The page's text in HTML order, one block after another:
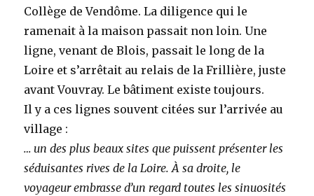
Collège de Vendôme. La diligence qui le
ramenait à la maison passait non loin. Une
ligne, venant de Blois, passait le long de la
Loire et s’arrêtait au relais de la Frillière, juste
avant Vouvray. Le bâtiment existe toujours.
Il y a ces lignes souvent citées sur l’arrivée au
village :
… un des plus beaux sites que puissent présenter les
séduisantes rives de la Loire. À sa droite, le
voyageur embrasse d’un regard toutes les sinuosités